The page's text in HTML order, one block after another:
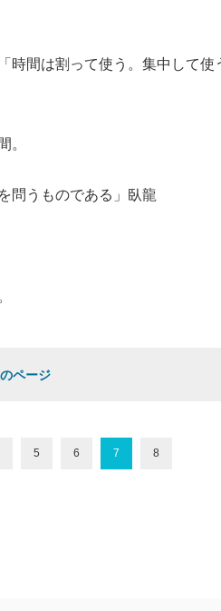
時間は割って使う。集中して使
。
問うものである」臥龍
ページ
5 6 7 8